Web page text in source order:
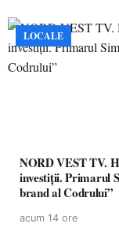
LOCALE
NORD VEST TV.
investiții. Primarul Simion Ardelean: „Oțeloaia rămâne un
brand al Codrului”
acum 14 ore